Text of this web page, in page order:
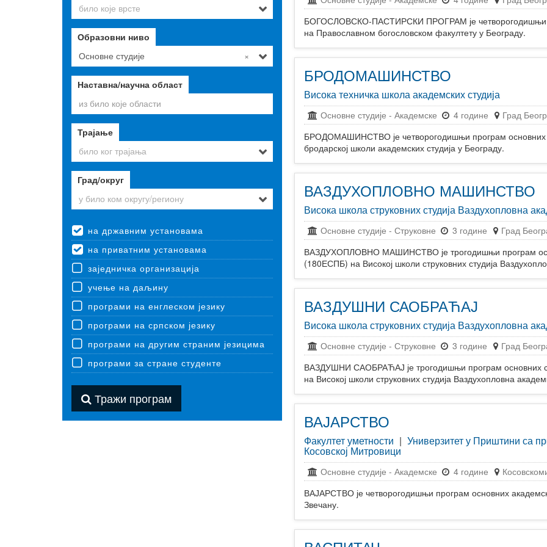
Неформално образовање
Студентски домови
било које врсте
Образовни ниво
×
Основне студије
Наставна/научна област
Трајање
било ког трајања
Град/округ
у било ком округу/региону
на државним установама
на приватним установама
заједничка организација
учење на даљину
програми на енглеском језику
програми на српском језику
програми на другим страним језицима
програми за стране студенте
Тражи програм
БОГОСЛОВСКО-ПАСТИРСКИ ПРОГРАМ је четворогодишњи
на Православном богословском факултету у Београду.
БРОДОМАШИНСТВО
Висока техничка школа академских студија
Основне студије - Академске 4 године Град
БРОДОМАШИНСТВО је четворогодишњи програм основних
бродарској школи академских студија у Београду.
ВАЗДУХОПЛОВНО МАШИНСТВО
Висока школа струковних студија Ваздухопловна
Основне студије - Струковне 3 године Град
ВАЗДУХОПЛОВНО МАШИНСТВО је трогодишњи програм
(180ЕСПБ) на Високој школи струковних студија
ВАЗДУШНИ САОБРАЋАЈ
Висока школа струковних студија Ваздухопловна
Основне студије - Струковне 3 године Град
ВАЗДУШНИ САОБРАЋАЈ је трогодишњи програм основних
на Високој школи струковних студија Ваздухопловна
ВАЈАРСТВО
Факултет уметности | Универзитет у Приштини са
Косовској Митровици
Основне студије - Академске 4 године
ВАЈАРСТВО је четворогодишњи програм основних
Звечану.